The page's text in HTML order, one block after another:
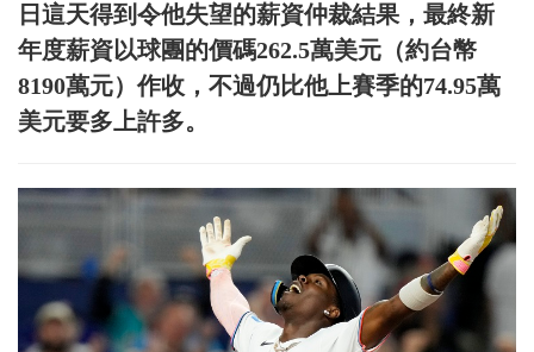
日這天得到令他失望的薪資仲裁結果，最終新
年度薪資以球團的價碼262.5萬美元（約台幣
8190萬元）作收，不過仍比他上賽季的74.95萬
美元要多上許多。